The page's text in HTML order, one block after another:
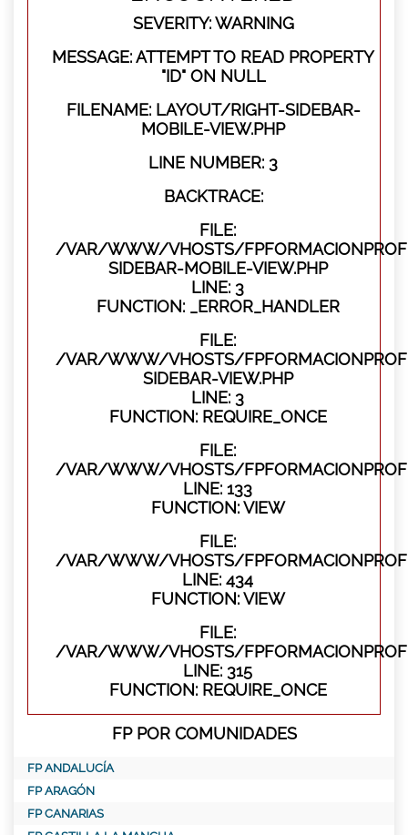
SEVERITY: WARNING
MESSAGE: ATTEMPT TO READ PROPERTY
"ID" ON NULL
FILENAME: LAYOUT/RIGHT-SIDEBAR-
MOBILE-VIEW.PHP
LINE NUMBER: 3
BACKTRACE:
FILE:
/VAR/WWW/VHOSTS/
SIDEBAR-MOBILE-VIEW.PHP
LINE: 3
FUNCTION: _ERROR_HANDLER
FILE:
/VAR/WWW/VHOSTS/
SIDEBAR-VIEW.PHP
LINE: 3
FUNCTION: REQUIRE_ONCE
FILE:
/VAR/WWW/VHOSTS/
LINE: 133
FUNCTION: VIEW
FILE:
/VAR/WWW/VHOSTS/
LINE: 434
FUNCTION: VIEW
FILE:
/VAR/WWW/VHOSTS/
LINE: 315
FUNCTION: REQUIRE_ONCE
FP POR COMUNIDADES
FP ANDALUCÍA
FP ARAGÓN
FP CANARIAS